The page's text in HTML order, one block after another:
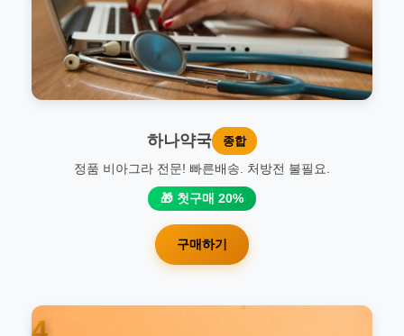
하나약국 종합
정품 비아그라 전문! 빠른배송. 처방전 불필요.
🎁 첫구매 20%
구매하기